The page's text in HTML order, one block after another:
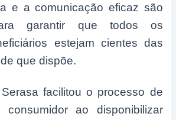
e a comunicação eficaz são
garantir que todos os
estejam cientes das
que dispõe.
facilitou o processo de
consumidor ao disponibilizar